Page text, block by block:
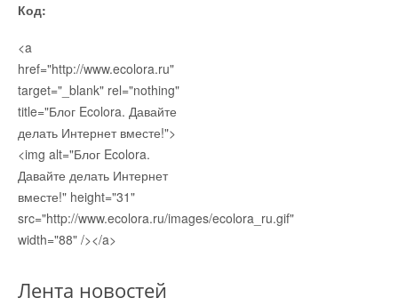
Код:
<a
href="http://www.ecolora.ru"
target="_blank" rel="nothing"
title="Блог Ecolora. Давайте
делать Интернет вместе!">
<img alt="Блог Ecolora.
Давайте делать Интернет
вместе!" height="31"
src="http://www.ecolora.ru/images/ecolora_ru.gif"
width="88" /></a>
Лента новостей